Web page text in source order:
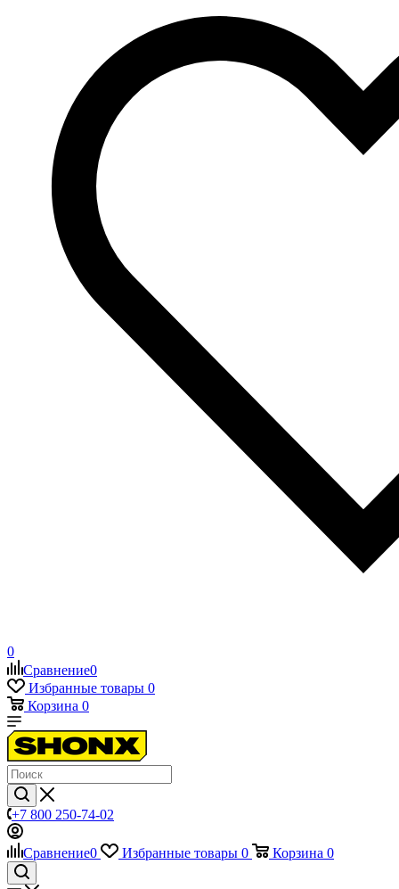
0
Сравнение0
Избранные товары 0
Корзина 0
+7 800 250-74-02
Сравнение0 Избранные товары 0 Корзина 0